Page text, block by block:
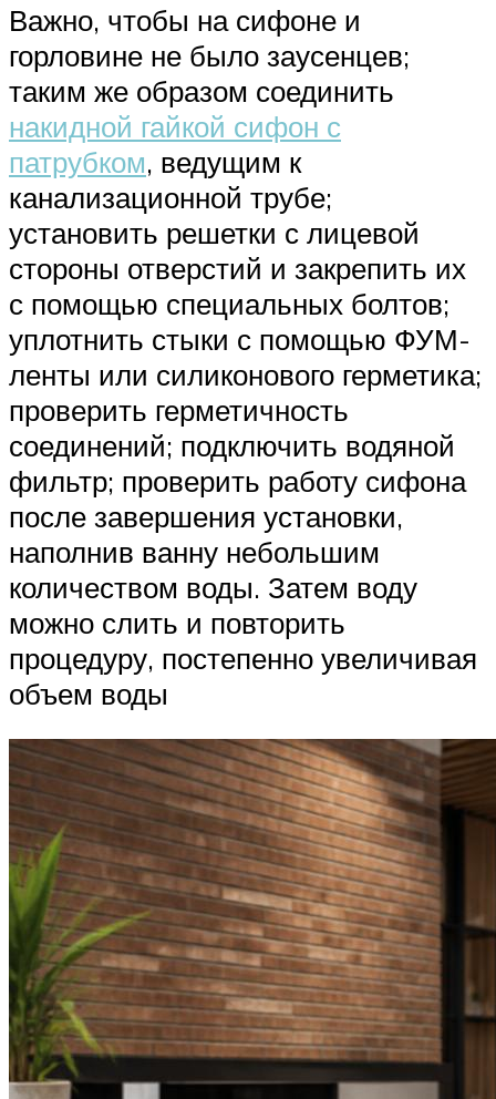
Важно, чтобы на сифоне и
горловине не было заусенцев;
таким же образом соединить
накидной гайкой сифон с
патрубком, ведущим к
канализационной трубе;
установить решетки с лицевой
стороны отверстий и закрепить их
с помощью специальных болтов;
уплотнить стыки с помощью ФУМ-
ленты или силиконового герметика;
проверить герметичность
соединений; подключить водяной
фильтр; проверить работу сифона
после завершения установки,
наполнив ванну небольшим
количеством воды. Затем воду
можно слить и повторить
процедуру, постепенно увеличивая
объем воды